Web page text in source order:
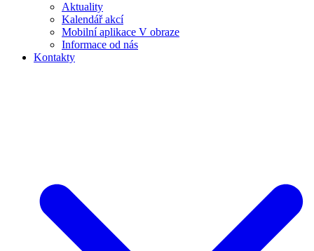
Aktuality
Kalendář akcí
Mobilní aplikace V obraze
Informace od nás
Kontakty